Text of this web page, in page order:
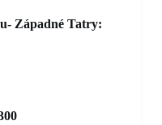
Západné Tatry: